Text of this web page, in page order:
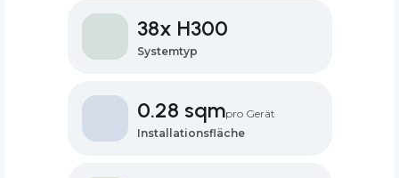
38x H300
Systemtyp
0.28 sqmpro Gerät
Installationsfläche